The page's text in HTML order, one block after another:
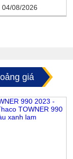
04/08/2026
giá